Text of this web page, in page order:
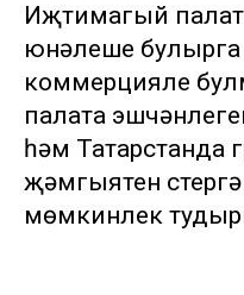
Иҗтимагый
юнәлеше
коммерцияле
палата
һәм Татарстанда
җәмгыятен
мөмкинлек